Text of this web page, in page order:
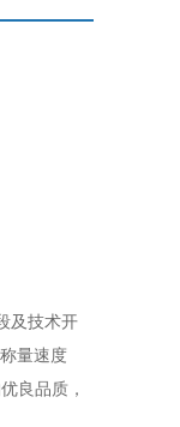
及技术开
量速度
良品质，